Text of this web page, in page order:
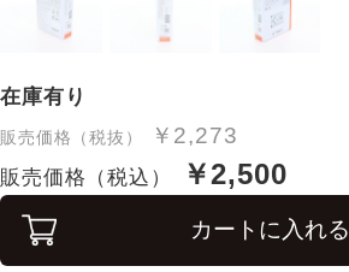
在庫有り
販売価格（税抜） ￥2,273
販売価格（税込） ￥2,500
カートに入れる